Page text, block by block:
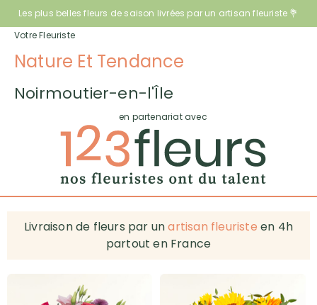
Les plus belles fleurs de saison livrées par un artisan fleuriste 💐
Votre Fleuriste
Nature Et Tendance
Noirmoutier-en-l'Île
en partenariat avec
Livraison de fleurs par unartisan fleuriste en 4h
partout en France